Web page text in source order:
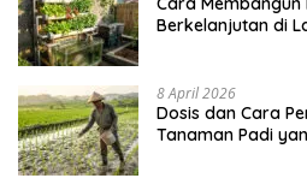
Berkelanjutan di
8 April 2026
Dosis dan Cara
Tanaman Padi